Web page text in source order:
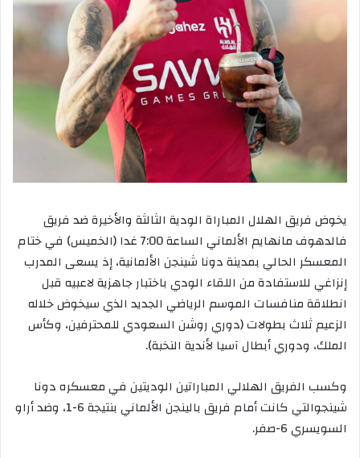
يخوض فريق الهلال المباراة الودية الثالثة والأخيرة ضد فريق
فالدهوف مانهايم الألماني الساعة 7:00 غدا (الخميس) في ختام
المعسكر الحالي بمدينة دونا شينجن الألمانية، إذ يسعى المدرب
إنزاغي للاستفادة من اللقاء الودي باختبار جاهزية لاعبيه قبل
انطلاقة منافسات الموسم الرياضي الجديد الذي سيخوض خلاله
الزعيم ثلاث بطولات (دوري روشن السعودي للمحترفين، وكأس
الملك، ودوري أبطال آسيا لأندية النخبة).
وكسب الفريق الهلالي المباراتين الوديتين في معسكره دونا
شينجوالتي كانت أمام فريق بالينجن الألماني بنتيجة 6-1، وضد أراو
السويسري 6-صفر.